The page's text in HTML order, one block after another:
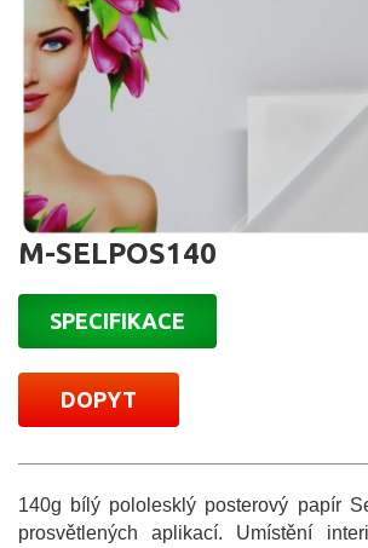
M-SELPOS140
SPECIFIKACE
DOPYT
140g bílý pololesklý posterový papír
prosvětlených aplikací. Umístění